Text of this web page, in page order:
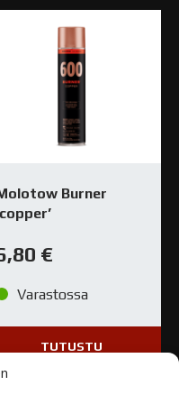
Burner
€
Varastossa
TUTUSTU